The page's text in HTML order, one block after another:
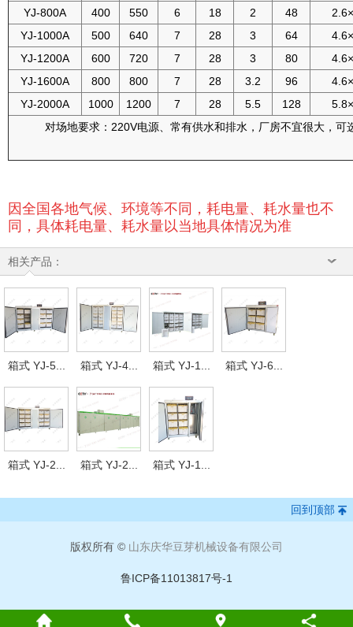
YJ-800A
400 550 6 18 2 48
YJ-1000A
500 640 7 28 3 64
YJ-1200A
600 720 7 28 3 80
YJ-1600A
800 800 7 28 3.2 96
YJ-2000A
1000 1200 7 28 5.5 128
对场地要求：220V电源、常有供水和排水，厂房不宜很大，可
因全国各地气候、环境等不同，耗电量、耗水量也不
同，具体耗电量、耗水量以当地具体情况为准
相关产品：
箱式 YJ-5... 箱式 YJ-4... 箱式 YJ-1... 箱式 YJ-6...
箱式 YJ-2... 箱式 YJ-2... 箱式 YJ-1...
回到顶部
版权所有 © 山东庆华豆芽机械设备有限公司
鲁ICP备11013817号-1